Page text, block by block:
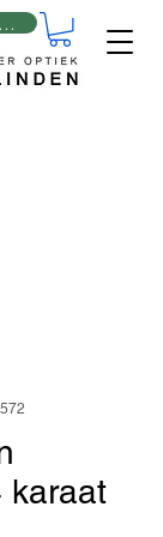
naar web winkel
karaat